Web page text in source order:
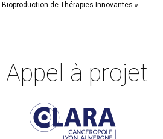
Bioproduction de Thérapies Innovantes »
Appel à projet